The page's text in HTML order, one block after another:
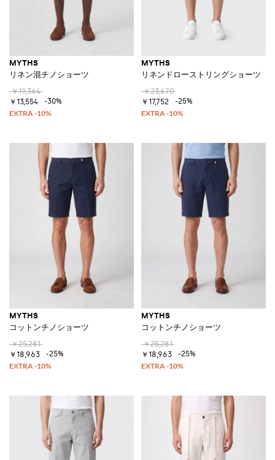
MYTHS
リネン混チノショーツ
￥19,364
￥13,554
-30%
MYTHS
リネンドローストリングショーツ
￥23,670
￥17,752
-25%
MYTHS
コットンチノショーツ
￥25,281
￥18,963
-25%
MYTHS
コットンチノショーツ
￥25,281
￥18,963
-25%